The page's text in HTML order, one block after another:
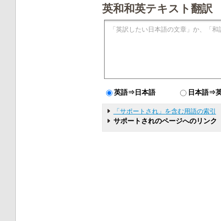
英和和英テキスト翻訳
英語⇒日本語 日本語⇒
「サポートされ」を含む用語の索引
サポートされのページへのリンク